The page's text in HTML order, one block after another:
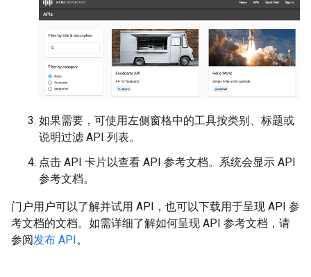
如果需要，可使用左侧窗格中的工具按类别、标题或
说明过滤 API 列表。
点击 API 卡片以查看 API 参考文档。系统会显示 API
参考文档。
门户用户可以了解并试用 API，也可以下载用于呈现 API 参
考文档的文档。如需详细了解如何呈现 API 参考文档，请
参阅发布 API 。